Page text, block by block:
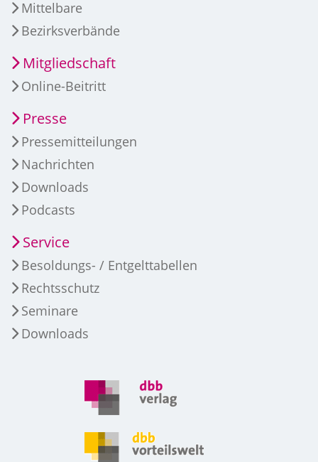
Mittelbare
Bezirksverbände
Mitgliedschaft
Online-Beitritt
Presse
Pressemitteilungen
Nachrichten
Downloads
Podcasts
Service
Besoldungs- / Entgelttabellen
Rechtsschutz
Seminare
Downloads